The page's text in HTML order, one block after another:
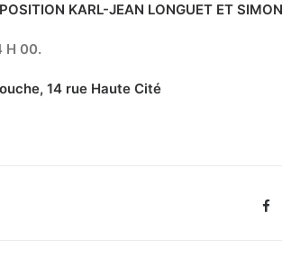
KARL-JEAN LONGUET ET
H 00.
14 rue Haute Cité